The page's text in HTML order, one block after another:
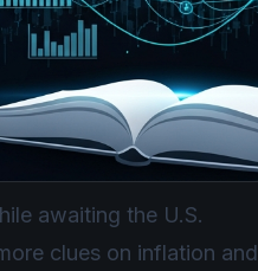
awaiting the U.S.
clues on inflation and